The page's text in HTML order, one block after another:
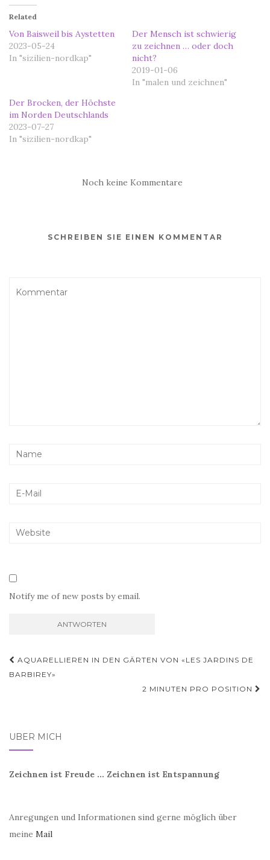
Related
Von Baisweil bis Aystetten
2023-05-24
In "sizilien-nordkap"
Der Mensch ist schwierig
zu zeichnen … oder doch
nicht?
2019-01-06
In "malen und zeichnen"
Der Brocken, der Höchste
im Norden Deutschlands
2023-07-27
In "sizilien-nordkap"
Noch keine Kommentare
SCHREIBEN SIE EINEN KOMMENTAR
Notify me of new posts by email.
Beitragsnavigation
AQUARELLIEREN IN DEN GÄRTEN VON «LES JARDINS DE
BARBIREY»
2 MINUTEN PRO POSITION
ÜBER MICH
Zeichnen ist Freude ... Zeichnen ist Entspannung
Anregungen und Informationen sind gerne möglich über
meine Mail